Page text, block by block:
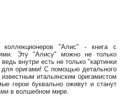
"Алис" - книга с
Эту "Алису" можно не только
внутри есть не только "картинки
оригами! С помощью детального
известным итальянским оригамистом
герои буквально оживут и станут
в волшебном мире.